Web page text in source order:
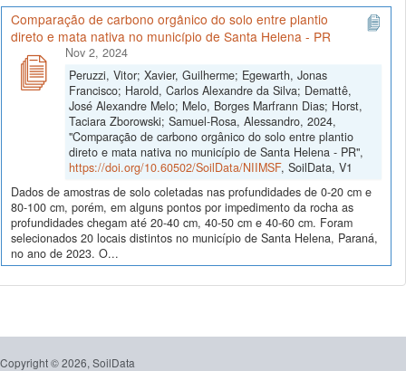
Comparação de carbono orgânico do solo entre plantio
direto e mata nativa no município de Santa Helena - PR
Nov 2, 2024
Peruzzi, Vitor; Xavier, Guilherme; Egewarth, Jonas
Francisco; Harold, Carlos Alexandre da Silva; Demattê,
José Alexandre Melo; Melo, Borges Marfrann Dias; Horst,
Taciara Zborowski; Samuel-Rosa, Alessandro, 2024,
"Comparação de carbono orgânico do solo entre plantio
direto e mata nativa no município de Santa Helena - PR",
https://doi.org/10.60502/SoilData/NIIMSF, SoilData, V1
Dados de amostras de solo coletadas nas profundidades de 0-20 cm e
80-100 cm, porém, em alguns pontos por impedimento da rocha as
profundidades chegam até 20-40 cm, 40-50 cm e 40-60 cm. Foram
selecionados 20 locais distintos no município de Santa Helena, Paraná,
no ano de 2023. O...
Copyright © 2026, SoilData